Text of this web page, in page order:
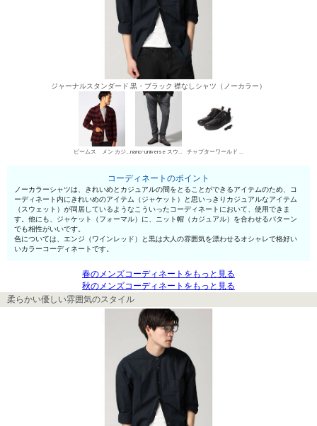
ジャーナルスタンダード 黒・ブラック 襟なしシャツ（ノーカラー）
ビームス メン カジュアルジャケット nano･universe スウェットパンツ チャプターワールド デザートブーツ
コーディネートのポイント
ノーカラーシャツは、きれいめとカジュアルの間をとることができるアイテムのため、コ
ーディネート内にきれいめのアイテム（ジャケット）と思いっきりカジュアルなアイテム
（スウェット）が同居しているようなこういったコーディネートにおいて、使用できま
す。他にも、ジャケット（フォーマル）に、ニット帽（カジュアル）を合わせるパターン
でも相性がいいです。
色については、エンジ（ワインレッド）と黒は大人の雰囲気を漂わせるオシャレで格好い
いカラーコーディネートです。
春のメンズコーディネートをもっと見る
秋のメンズコーディネートをもっと見る
柔らかい優しい雰囲気のスタイル